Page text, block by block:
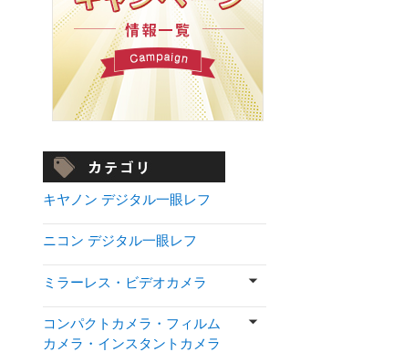
キヤノン デジタル一眼レフ
ニコン デジタル一眼レフ
ミラーレス・ビデオカメラ
コンパクトカメラ・フィルム
カメラ・インスタントカメラ